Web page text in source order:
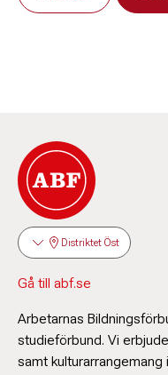
Distriktet Öst
Gå till abf.se
Arbetarnas
studieförbund. Vi
samt kulturarrangemang